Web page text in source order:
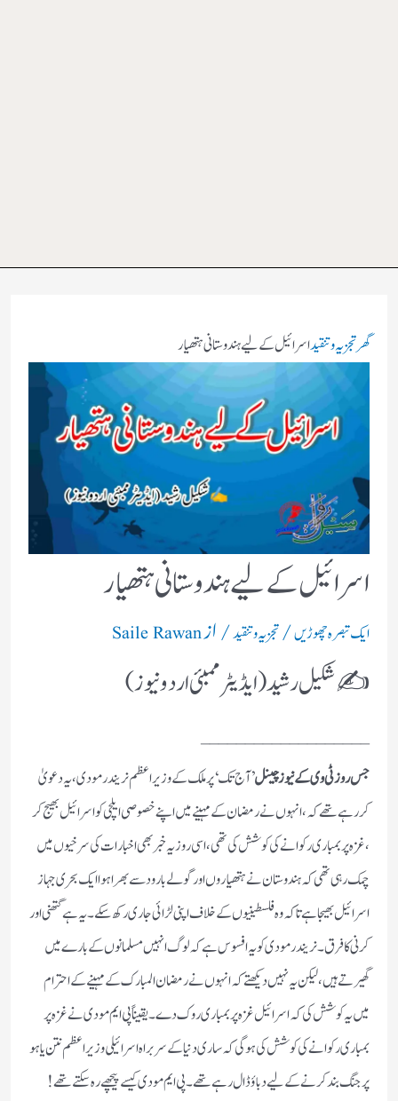
گھرتجزیہ و تنقیداسرائیل کے لیے ہندوستانی ہتھیار
اسرائیل کے لیے ہندوستانی ہتھیار
ایک تبصرہ چھوڑیں/تجزیہ و تنقید/ ازSaile Rawan
✍️ شکیل رشید ( ایڈیٹر ممبئی اردو نیوز )
جس روز ٹی وی کے نیوز چینل’ آج تک ‘ پر ملک کے وزیراعظم نریندر مودی ، یہ دعویٰ
کر رہے تھے کہ ، انہوں نے رمضان کے مہینے میں اپنے خصوصی ایلچی کو اسرائیل بھیج کر
، غزہ پر بمباری رکوانے کی کوشش کی تھی ، اسی روز یہ خبر بھی اخبارات کی سرخیوں میں
چمک رہی تھی کہ ہندوستان نے ہتھیاروں اور گولے بارود سے بھرا ہوا ایک بحری جہاز
اسرائیل بھیجا ہے تاکہ وہ فلسطینیوں کے خلاف اپنی لڑائی جاری رکھ سکے ۔ یہ ہے کتھنی اور
کرنی کا فرق ۔ نریندر مودی کو یہ افسوس ہے کہ لوگ انہیں مسلمانوں کے بارے میں
گھیرتے ہیں ، لیکن یہ نہیں دیکھتے کہ انہوں نے رمضان المبارک کے مہینے کے احترام
میں یہ کوشش کی کہ اسرائیل غزہ پر بمباری روک دے ۔ یقیناً پی ایم مودی نے غزہ پر
بمباری رکوانے کی کوشش کی ہوگی کہ ساری دنیا کے سربراہ اسرائیلی وزیر اعظم نتن یاہو
پر جنگ بند کرنے کے لیے دباؤ ڈال رہے تھے ۔ پی ایم مودی کیسے پیچھے رہ سکتے تھے !